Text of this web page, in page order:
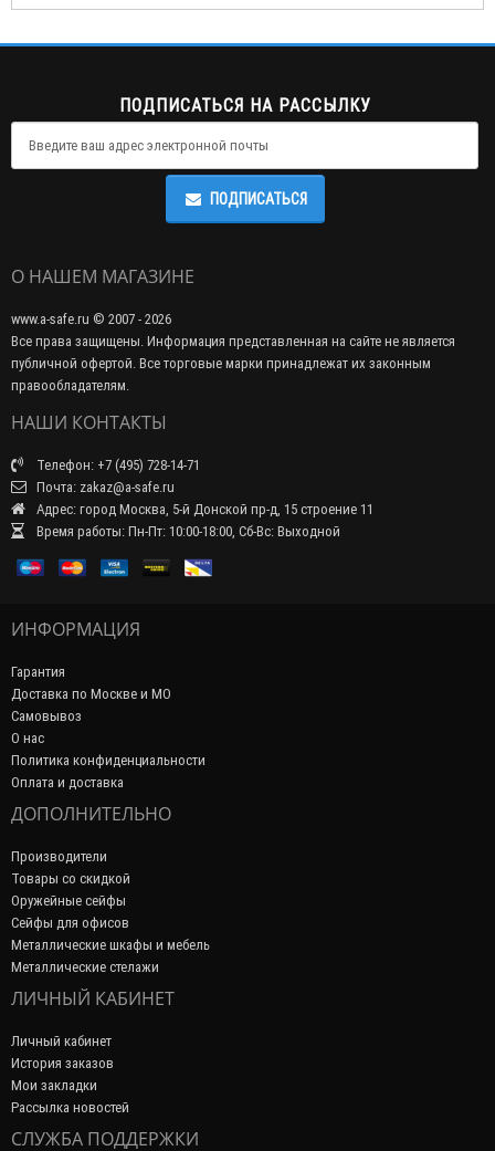
ПОДПИСАТЬСЯ НА РАССЫЛКУ
ПОДПИСАТЬСЯ
О НАШЕМ МАГАЗИНЕ
www.a-safe.ru © 2007 - 2026
Все права защищены. Информация представленная на сайте не является
публичной офертой. Все торговые марки принадлежат их законным
правообладателям.
НАШИ КОНТАКТЫ
Телефон: +7 (495) 728-14-71
Почта: zakaz@a-safe.ru
Адрес: город Москва, 5-й Донской пр-д, 15 строение 11
Время работы: Пн-Пт: 10:00-18:00, Сб-Вс: Выходной
ИНФОРМАЦИЯ
Гарантия
Доставка по Москве и МО
Самовывоз
О нас
Политика конфиденциальности
Оплата и доставка
ДОПОЛНИТЕЛЬНО
Производители
Товары со скидкой
Оружейные сейфы
Сейфы для офисов
Металлические шкафы и мебель
Металлические стелажи
ЛИЧНЫЙ КАБИНЕТ
Личный кабинет
История заказов
Мои закладки
Рассылка новостей
СЛУЖБА ПОДДЕРЖКИ